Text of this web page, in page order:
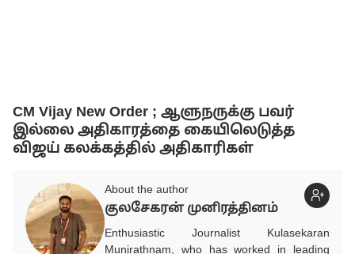
CM Vijay New Order ; ஆளுநருக்கு பவர்
இல்லை அதிகாரத்தை கையிலெடுத்த
விஜய் கலக்கத்தில் அதிகாரிகள்
About the author
குலசேகரன் முனிரத்தினம்
Enthusiastic Journalist Kulasekaran
Munirathnam, who has worked in leading